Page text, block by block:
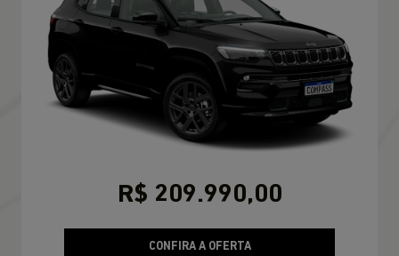
R$ 209.990,00
CONFIRA A OFERTA